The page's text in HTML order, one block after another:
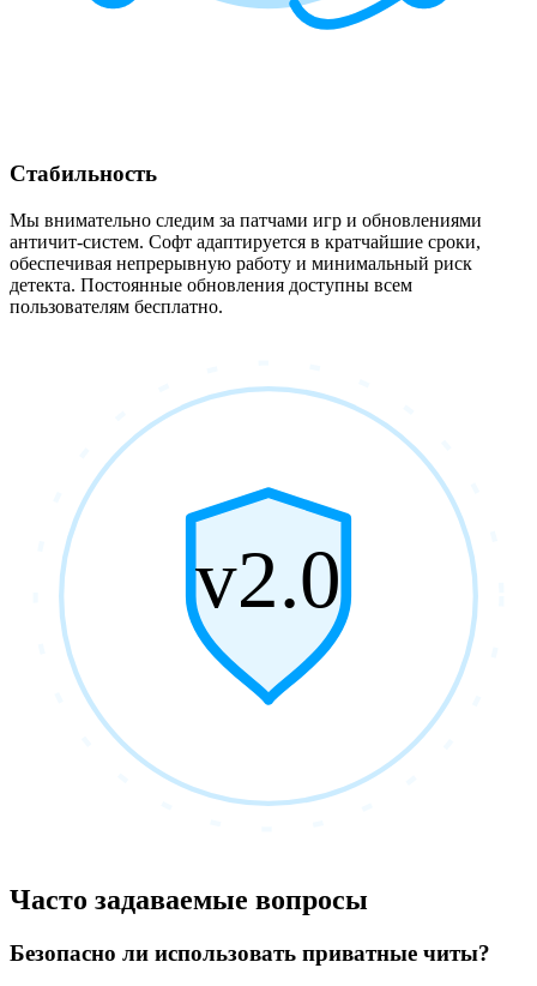
Стабильность
Мы внимательно следим за патчами игр и обновлениями
античит-систем. Софт адаптируется в кратчайшие сроки,
обеспечивая непрерывную работу и минимальный риск
детекта. Постоянные обновления доступны всем
пользователям бесплатно.
v2.0
Часто задаваемые вопросы
Безопасно ли использовать приватные читы?